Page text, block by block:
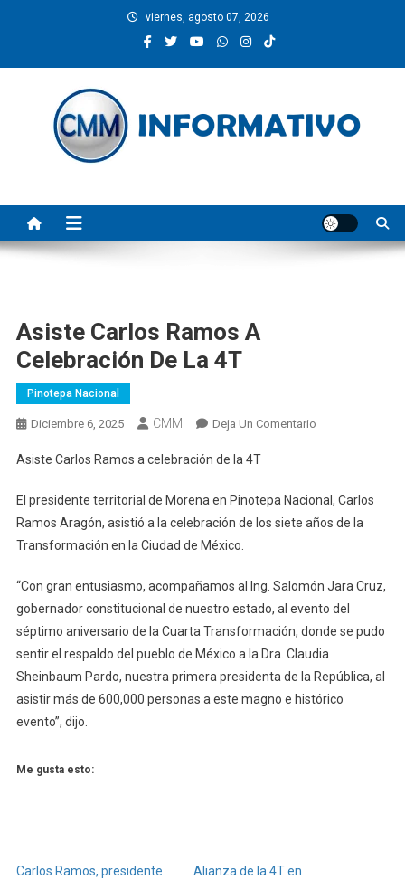
viernes, agosto 07, 2026
Asiste Carlos Ramos A
Celebración De La 4T
Pinotepa Nacional
Diciembre 6, 2025 CMM Deja Un ComentarioEn
A
Celebración
4T
Asiste Carlos Ramos a celebración de la 4T
El presidente territorial de Morena en Pinotepa Nacional, Carlos
Ramos Aragón, asistió a la celebración de los siete años de la
Transformación en la Ciudad de México.
“Con gran entusiasmo, acompañamos al Ing. Salomón Jara Cruz,
gobernador constitucional de nuestro estado, al evento del
séptimo aniversario de la Cuarta Transformación, donde se pudo
sentir el respaldo del pueblo de México a la Dra. Claudia
Sheinbaum Pardo, nuestra primera presidenta de la República, al
asistir más de 600,000 personas a este magno e histórico
evento”, dijo.
Me gusta esto:
Carlos Ramos, presidente
Alianza de la 4T en